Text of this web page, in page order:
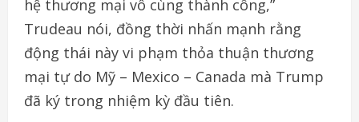
hệ thương mại vô cùng thành công,”
Trudeau nói, đồng thời nhấn mạnh rằng
động thái này vi phạm thỏa thuận thương
mại tự do Mỹ – Mexico – Canada mà Trump
đã ký trong nhiệm kỳ đầu tiên.